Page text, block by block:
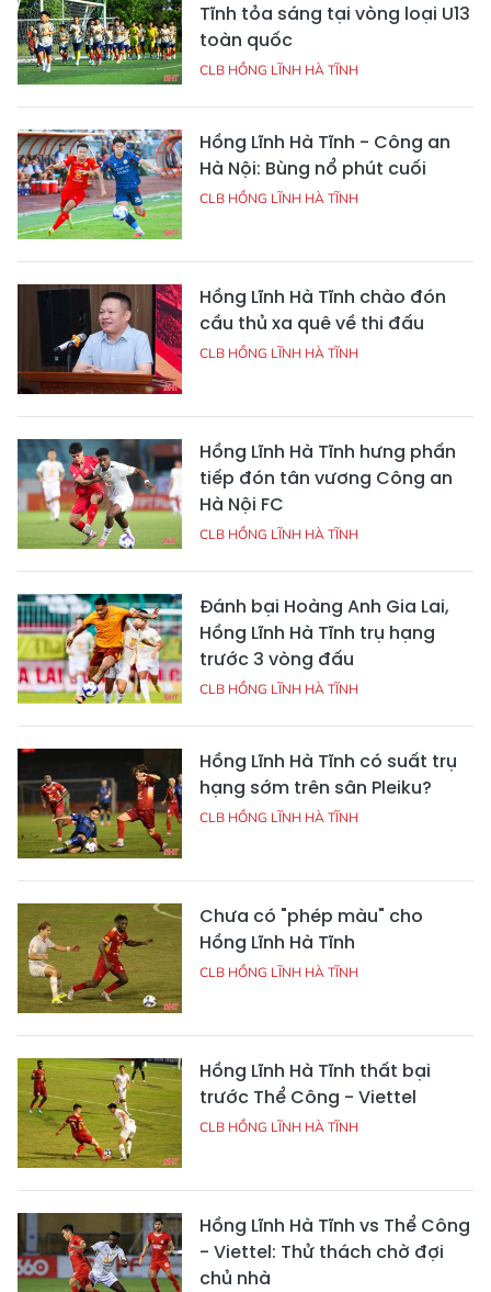
Tĩnh tỏa sáng tại vòng loại U13
toàn quốc
CLB HỒNG LĨNH HÀ TĨNH
Hồng Lĩnh Hà Tĩnh - Công an
Hà Nội: Bùng nổ phút cuối
CLB HỒNG LĨNH HÀ TĨNH
Hồng Lĩnh Hà Tĩnh chào đón
cầu thủ xa quê về thi đấu
CLB HỒNG LĨNH HÀ TĨNH
Hồng Lĩnh Hà Tĩnh hưng phấn
tiếp đón tân vương Công an
Hà Nội FC
CLB HỒNG LĨNH HÀ TĨNH
Đánh bại Hoàng Anh Gia Lai,
Hồng Lĩnh Hà Tĩnh trụ hạng
trước 3 vòng đấu
CLB HỒNG LĨNH HÀ TĨNH
Hồng Lĩnh Hà Tĩnh có suất trụ
hạng sớm trên sân Pleiku?
CLB HỒNG LĨNH HÀ TĨNH
Chưa có "phép màu" cho
Hồng Lĩnh Hà Tĩnh
CLB HỒNG LĨNH HÀ TĨNH
Hồng Lĩnh Hà Tĩnh thất bại
trước Thể Công - Viettel
CLB HỒNG LĨNH HÀ TĨNH
Hồng Lĩnh Hà Tĩnh vs Thể Công
- Viettel: Thử thách chờ đợi
chủ nhà